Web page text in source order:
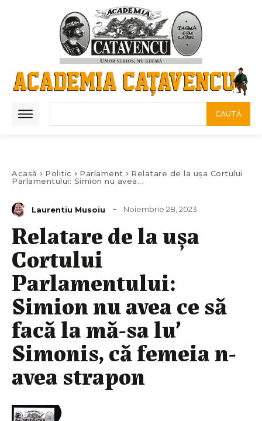
CAUTĂ
Acasă Politic Parlament
Relatare de la ușa Cortului
Parlamentului: Simion nu avea...
Laurentiu Musoiu Noiembrie 28, 2023
Relatare de la ușa
Cortului
Parlamentului:
Simion nu avea ce să
facă la mă-sa lu’
Simonis, că femeia n-
avea strapon